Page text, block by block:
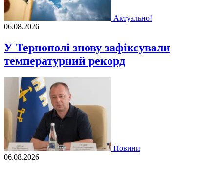
Актуально!
06.08.2026
У Тернополі знову зафіксували
температурний рекорд
Новини
06.08.2026